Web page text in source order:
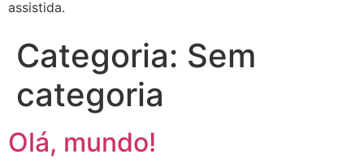
assistida.
Categoria: Sem
categoria
Olá, mundo!